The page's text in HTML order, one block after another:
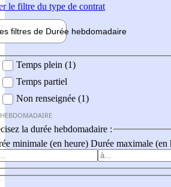
le filtre du type de contrat
filtres de Durée hebdomadaire
Temps plein (1)
Temps partiel
Non renseignée (1)
la durée hebdomadaire :
minimale (en heure) Durée maximale (en